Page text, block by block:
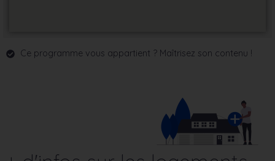
Ce programme vous appartient ? Maîtrisez son contenu !